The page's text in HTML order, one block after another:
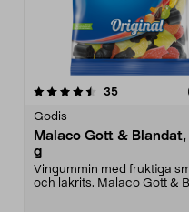
35recensioner
Godis
Malaco Gott &
g
Vingummin med fruktiga
och lakrits. Malaco Gott &
4.0 av 5 stjärnor